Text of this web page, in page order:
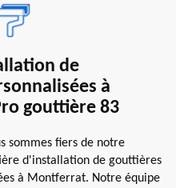
de
à
gouttière 83
sommes fiers de notre
d'installation de gouttières
à Montferrat. Notre équipe